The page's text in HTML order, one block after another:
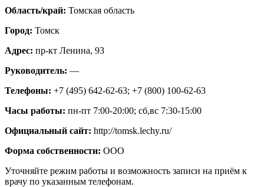
Область/край: Томская область
Город: Томск
Адрес: пр-кт Ленина, 93
Руководитель: —
Телефоны: +7 (495) 642-62-63; +7 (800) 100-62-63
Часы работы: пн-пт 7:00-20:00; сб,вс 7:30-15:00
Официальный сайт: http://tomsk.lechy.ru/
Форма собственности: ООО
Уточняйте режим работы и возможность записи на приём к
врачу по указанным телефонам.